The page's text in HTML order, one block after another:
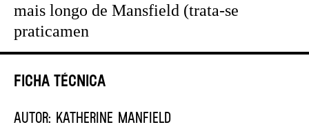
Ficha Técnica
AUTOR: Katherine Manfield
mais longo de Mansfield (trata-se
praticamen